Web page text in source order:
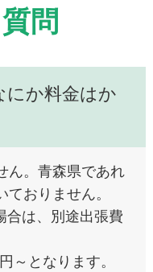
問
にか料金はか
ん。青森県であれ
おりません。
合は、別途出張費
～となります。